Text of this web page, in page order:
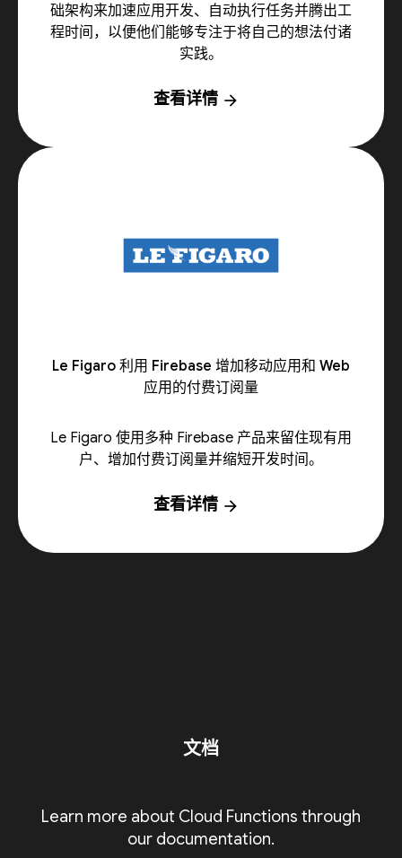
础架构来加速应用开发、自动执行任务并腾出工
程时间，以便他们能够专注于将自己的想法付诸
实践。
查看详情 arrow_forward
Le Figaro 利用 Firebase 增加移动应用和 Web
应用的付费订阅量
Le Figaro 使用多种 Firebase 产品来留住现有用
户、增加付费订阅量并缩短开发时间。
查看详情 arrow_forward
文档
Learn more about Cloud Functions through
our documentation.